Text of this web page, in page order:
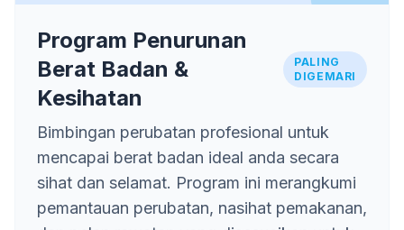
Program Penurunan
Berat Badan &
Kesihatan
PALING
DIGEMARI
Bimbingan perubatan profesional untuk
mencapai berat badan ideal anda secara
sihat dan selamat. Program ini merangkumi
pemantauan perubatan, nasihat pemakanan,